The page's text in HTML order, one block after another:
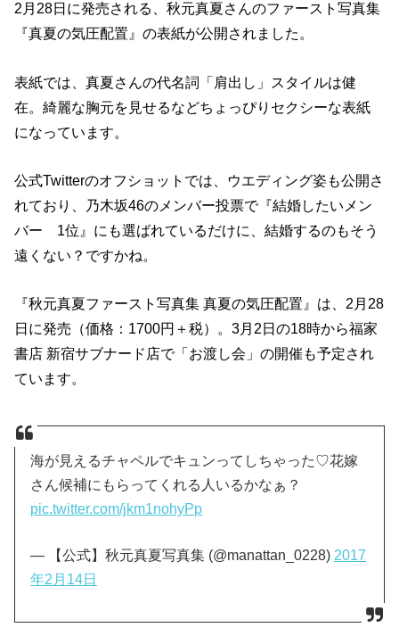
2月28日に発売される、秋元真夏さんのファースト写真集
『真夏の気圧配置』の表紙が公開されました。
表紙では、真夏さんの代名詞「肩出し」スタイルは健
在。綺麗な胸元を見せるなどちょっぴりセクシーな表紙
になっています。
公式Twitterのオフショットでは、ウエディング姿も公開さ
れており、乃木坂46のメンバー投票で『結婚したいメン
バー 1位』にも選ばれているだけに、結婚するのもそう
遠くない？ですかね。
『秋元真夏ファースト写真集 真夏の気圧配置』は、2月28
日に発売（価格：1700円＋税）。3月2日の18時から福家
書店 新宿サブナード店で「お渡し会」の開催も予定され
ています。
海が見えるチャペルでキュンってしちゃった♡花嫁
さん候補にもらってくれる人いるかなぁ？
pic.twitter.com/jkm1nohyPp
— 【公式】秋元真夏写真集 (@manattan_0228)2017
年2月14日